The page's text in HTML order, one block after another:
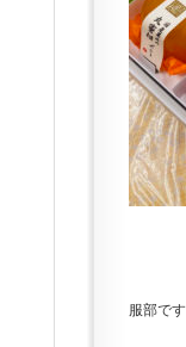
服部です